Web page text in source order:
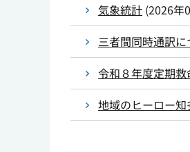
気象統計 (2026年
三者間同時通訳に
令和８年度定期
地域のヒーロー